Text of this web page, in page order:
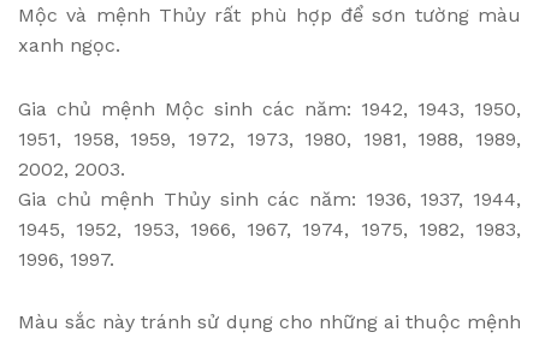
Mộc và mệnh Thủy rất phù hợp để sơn tường màu
xanh ngọc.
Gia chủ mệnh Mộc sinh các năm: 1942, 1943, 1950,
1951, 1958, 1959, 1972, 1973, 1980, 1981, 1988, 1989,
2002, 2003.
Gia chủ mệnh Thủy sinh các năm: 1936, 1937, 1944,
1945, 1952, 1953, 1966, 1967, 1974, 1975, 1982, 1983,
1996, 1997.
Màu sắc này tránh sử dụng cho những ai thuộc mệnh